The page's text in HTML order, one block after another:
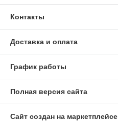
Контакты
Доставка и оплата
График работы
Полная версия сайта
Сайт создан на маркетплейсе